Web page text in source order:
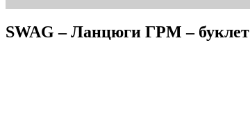
SWAG – Ланцюги ГРМ – буклет